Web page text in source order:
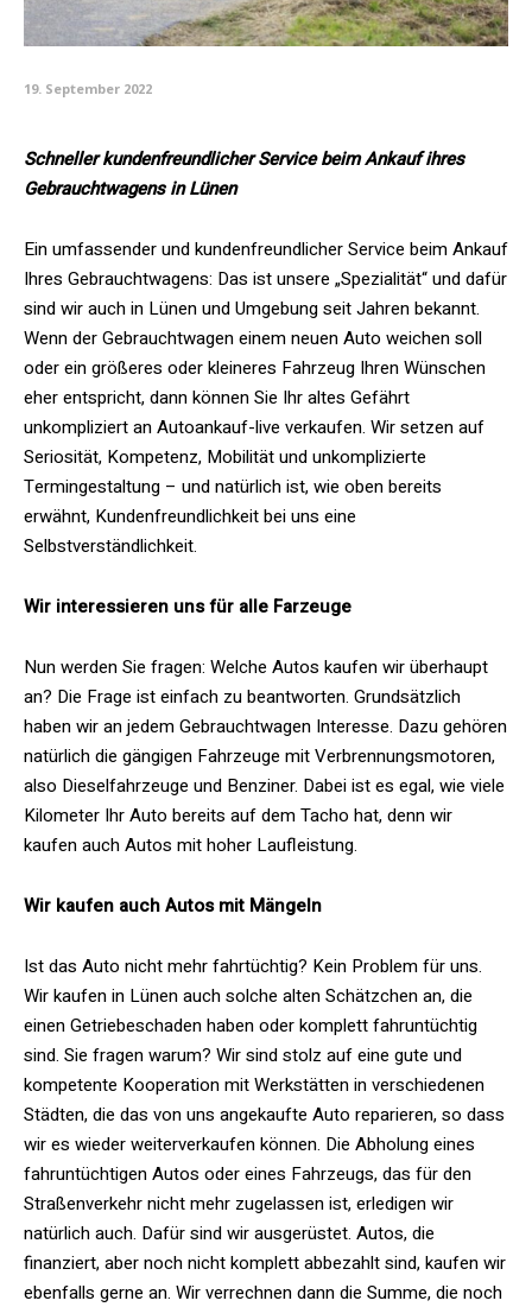
19. September 2022
Schneller kundenfreundlicher Service beim Ankauf ihres
Gebrauchtwagens in Lünen
Ein umfassender und kundenfreundlicher Service beim Ankauf
Ihres Gebrauchtwagens: Das ist unsere „Spezialität“ und dafür
sind wir auch in Lünen und Umgebung seit Jahren bekannt.
Wenn der Gebrauchtwagen einem neuen Auto weichen soll
oder ein größeres oder kleineres Fahrzeug Ihren Wünschen
eher entspricht, dann können Sie Ihr altes Gefährt
unkompliziert an Autoankauf-live verkaufen. Wir setzen auf
Seriosität, Kompetenz, Mobilität und unkomplizierte
Termingestaltung – und natürlich ist, wie oben bereits
erwähnt, Kundenfreundlichkeit bei uns eine
Selbstverständlichkeit.
Wir interessieren uns für alle Farzeuge
Nun werden Sie fragen: Welche Autos kaufen wir überhaupt
an? Die Frage ist einfach zu beantworten. Grundsätzlich
haben wir an jedem Gebrauchtwagen Interesse. Dazu gehören
natürlich die gängigen Fahrzeuge mit Verbrennungsmotoren,
also Dieselfahrzeuge und Benziner. Dabei ist es egal, wie viele
Kilometer Ihr Auto bereits auf dem Tacho hat, denn wir
kaufen auch Autos mit hoher Laufleistung.
Wir kaufen auch Autos mit Mängeln
Ist das Auto nicht mehr fahrtüchtig? Kein Problem für uns.
Wir kaufen in Lünen auch solche alten Schätzchen an, die
einen Getriebeschaden haben oder komplett fahruntüchtig
sind. Sie fragen warum? Wir sind stolz auf eine gute und
kompetente Kooperation mit Werkstätten in verschiedenen
Städten, die das von uns angekaufte Auto reparieren, so dass
wir es wieder weiterverkaufen können. Die Abholung eines
fahruntüchtigen Autos oder eines Fahrzeugs, das für den
Straßenverkehr nicht mehr zugelassen ist, erledigen wir
natürlich auch. Dafür sind wir ausgerüstet. Autos, die
finanziert, aber noch nicht komplett abbezahlt sind, kaufen wir
ebenfalls gerne an. Wir verrechnen dann die Summe, die noch